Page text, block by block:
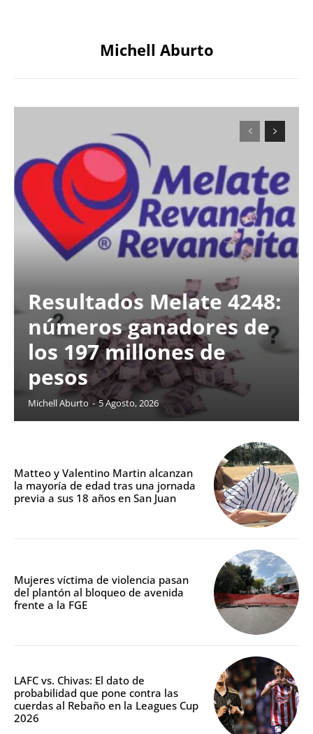
Michell Aburto
Resultados Melate 4248:
números ganadores de
los 197 millones de
pesos
Michell Aburto - 5 Agosto, 2026
Matteo y Valentino Martin alcanzan
la mayoría de edad tras una jornada
previa a sus 18 años en San Juan
Mujeres víctima de violencia pasan
del plantón al bloqueo de avenida
frente a la FGE
LAFC vs. Chivas: El dato de
probabilidad que pone contra las
cuerdas al Rebaño en la Leagues Cup
2026